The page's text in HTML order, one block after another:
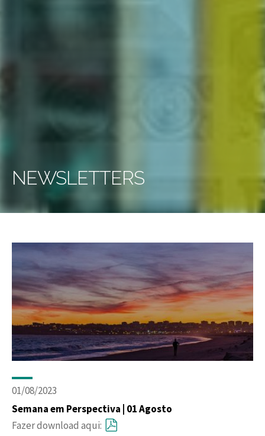
NEWSLETTERS
01/08/2023
Semana em Perspectiva | 01 Agosto
Fazer download aqui: